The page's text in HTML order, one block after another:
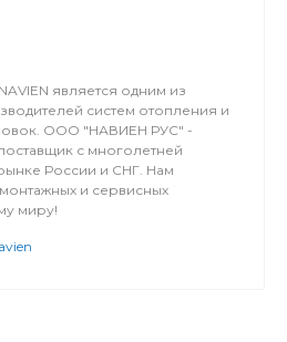
является одним из
систем отопления и
ООО "НАВИЕН РУС" -
с многолетней
России и СНГ. Нам
и сервисных
миру!